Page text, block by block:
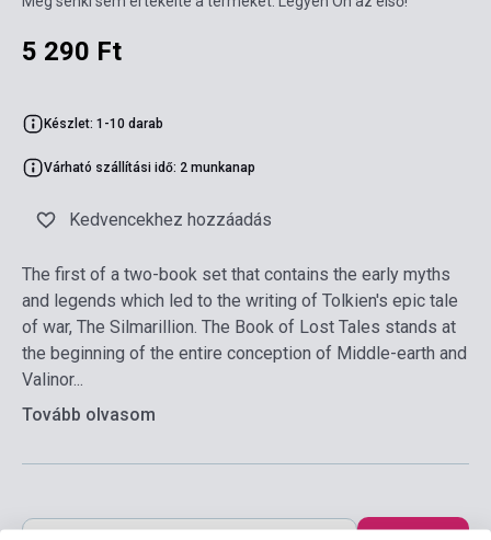
5 290 Ft
Készlet: 1-10 darab
Várható szállítási idő: 2 munkanap
Kedvencekhez hozzáadás
The first of a two-book set that contains the early myths
and legends which led to the writing of Tolkien's epic tale
of war, The Silmarillion. The Book of Lost Tales stands at
the beginning of the entire conception of Middle-earth and
Valinor...
Tovább olvasom